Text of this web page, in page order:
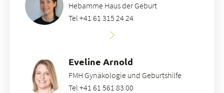
Hebamme Haus der Geburt
Tel +41 61 315 24 24
Eveline Arnold
FMH Gynäkologie und Geburtshilfe
Tel +41 61 561 83 00